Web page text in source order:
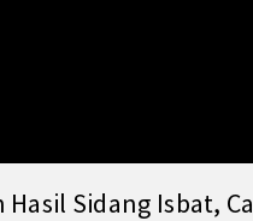
Hasil Sidang Isbat,